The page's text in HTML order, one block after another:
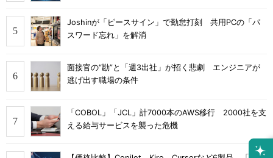
Joshinが「ピースサイン」で勤怠打刻 共用PCの「パ
スワード忘れ」を解消
面接官の“勘”と「週3出社」が招く悲劇 エンジニアが
逃げ出す職場の条件
「COBOL」「JCL」計7000本のAWS移行 2000社を支
える給与サービスを襲った危機